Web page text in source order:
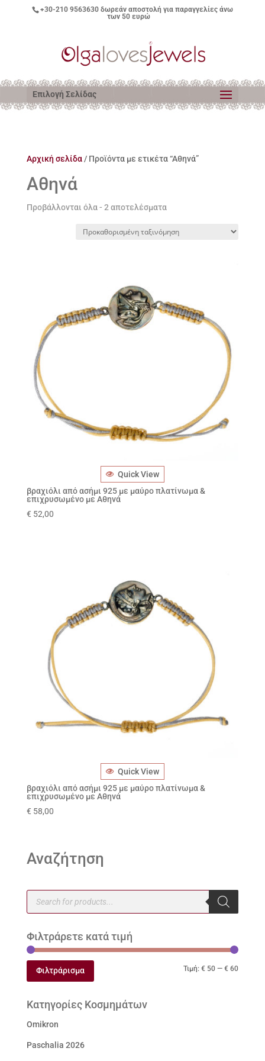
+30-210 9563630δωρεάν αποστολή για παραγγελίες άνω
των 50 ευρώ
Επιλογή Σελίδας
Αρχική σελίδα/ Προϊόντα με ετικέτα “Αθηνά”
Αθηνά
Προβάλλονται όλα - 2 αποτελέσματα
Quick View
βραχιόλι από ασήμι 925 με μαύρο πλατίνωμα &
επιχρυσωμένο με Αθηνά
€ 52,00
Quick View
βραχιόλι από ασήμι 925 με μαύρο πλατίνωμα &
επιχρυσωμένο με Αθηνά
€ 58,00
Αναζήτηση
Products
search
Φιλτράρετε κατά τιμή
Φιλτράρισμα Τιμή:€ 50 —€ 60
Κατηγορίες Κοσμημάτων
Omikron
Paschalia 2026